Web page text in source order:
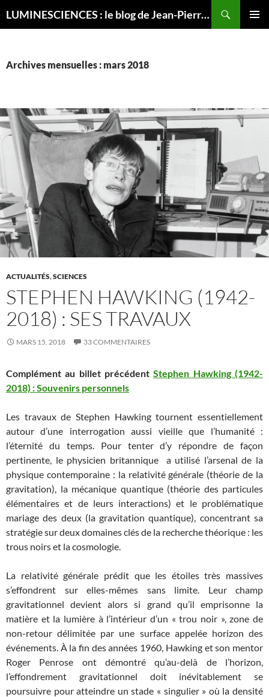
LUMINESCIENCES : le blog de Jean-Pierre LUMINET, astrophysicien
Archives mensuelles : mars 2018
ACTUALITÉS,SCIENCES
STEPHEN HAWKING (1942-
2018) : SES TRAVAUX
MARS 15, 2018 33 COMMENTAIRES
Complément au billet précédentStephen Hawking (1942-
2018) : Souvenirs personnels
Les travaux de Stephen Hawking tournent essentiellement
autour d’une interrogation aussi vieille que l’humanité :
l’éternité du temps. Pour tenter d’y répondre de façon
pertinente, le physicien britannique a utilisé l’arsenal de la
physique contemporaine : la relativité générale (théorie de la
gravitation), la mécanique quantique (théorie des particules
élémentaires et de leurs interactions) et le problématique
mariage des deux (la gravitation quantique), concentrant sa
stratégie sur deux domaines clés de la recherche théorique : les
trous noirs et la cosmologie.
La relativité générale prédit que les étoiles très massives
s’effondrent sur elles-mêmes sans limite. Leur champ
gravitationnel devient alors si grand qu’il emprisonne la
matière et la lumière à l’intérieur d’un « trou noir », zone de
non-retour délimitée par une surface appelée horizon des
événements. À la fin des années 1960, Hawking et son mentor
Roger Penrose ont démontré qu’au-delà de l’horizon,
l’effondrement gravitationnel doit inévitablement se
poursuivre pour atteindre un stade « singulier » où la densité